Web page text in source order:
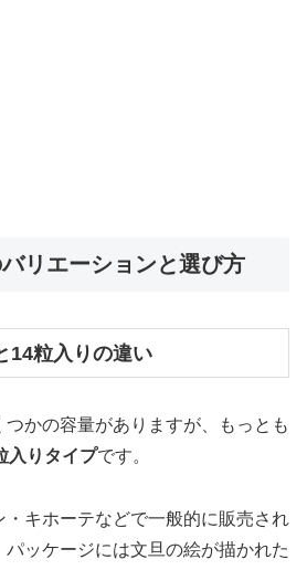
リエーションと選び方
14粒入りの違い
かの容量がありますが、もっとも
入りタイプです。
・キホーテなどで一般的に販売され
ッケージには文旦の絵が描かれた